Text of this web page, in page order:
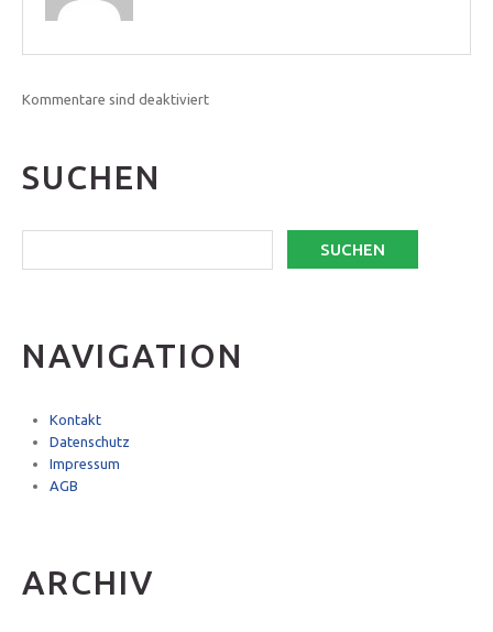
Kommentare sind deaktiviert
SUCHEN
NAVIGATION
Kontakt
Datenschutz
Impressum
AGB
ARCHIV